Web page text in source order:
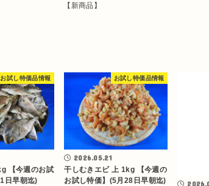
【新商品】
お試し特価品情報
【今週のお試
日早朝迄)
お試し特価品情報
2026.05.21
干しむきエビ 上 1kg 【今週の
お試し特価】(5月28日早朝迄)
特価】《